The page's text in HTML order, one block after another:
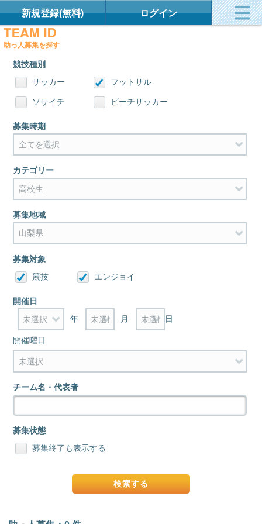
新規登録(無料) ログイン
助っ人募集を探す
競技種別
サッカー
フットサル
ソサイチ ビーチサッカー
募集時期
カテゴリー
募集地域
募集対象
競技
エンジョイ
開催日
年
月 日
開催曜日
チーム名・代表者
募集状態
募集終了も表示する